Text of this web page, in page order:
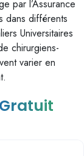
par l’Assurance
dans différents
Universitaires
chirurgiens-
varier en